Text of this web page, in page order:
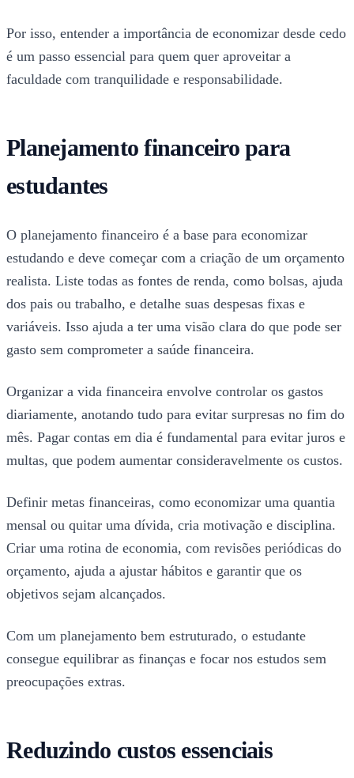
Por isso, entender a importância de economizar desde cedo
é um passo essencial para quem quer aproveitar a
faculdade com tranquilidade e responsabilidade.
Planejamento financeiro para
estudantes
O planejamento financeiro é a base para economizar
estudando e deve começar com a criação de um orçamento
realista. Liste todas as fontes de renda, como bolsas, ajuda
dos pais ou trabalho, e detalhe suas despesas fixas e
variáveis. Isso ajuda a ter uma visão clara do que pode ser
gasto sem comprometer a saúde financeira.
Organizar a vida financeira envolve controlar os gastos
diariamente, anotando tudo para evitar surpresas no fim do
mês. Pagar contas em dia é fundamental para evitar juros e
multas, que podem aumentar consideravelmente os custos.
Definir metas financeiras, como economizar uma quantia
mensal ou quitar uma dívida, cria motivação e disciplina.
Criar uma rotina de economia, com revisões periódicas do
orçamento, ajuda a ajustar hábitos e garantir que os
objetivos sejam alcançados.
Com um planejamento bem estruturado, o estudante
consegue equilibrar as finanças e focar nos estudos sem
preocupações extras.
Reduzindo custos essenciais